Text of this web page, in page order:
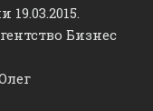
Бизнес